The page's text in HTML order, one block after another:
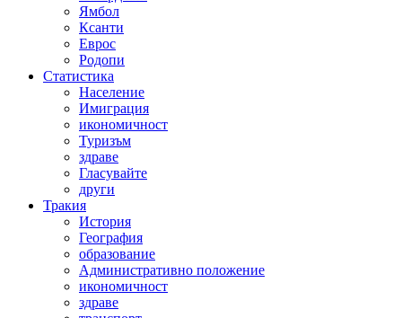
Ямбол
Ксанти
Еврос
Родопи
Статистика
Население
Имиграция
икономичност
Туризъм
здраве
Гласувайте
други
Тракия
История
География
образование
Административно положение
икономичност
здраве